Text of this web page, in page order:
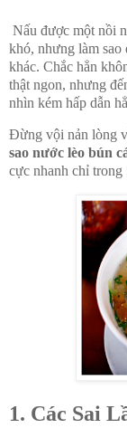
Nấu được một nồi
khó, nhưng làm
khác. Chắc hẳn
thật ngon, nhưng
nhìn kém hấp dẫn
Đừng vội nản lòng
sao nước lèo bún
cực nhanh chỉ trong
1. Các Sai